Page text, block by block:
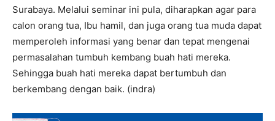
Surabaya. Melalui seminar ini pula, diharapkan agar para
calon orang tua, Ibu hamil, dan juga orang tua muda dapat
memperoleh informasi yang benar dan tepat mengenai
permasalahan tumbuh kembang buah hati mereka.
Sehingga buah hati mereka dapat bertumbuh dan
berkembang dengan baik. (indra)